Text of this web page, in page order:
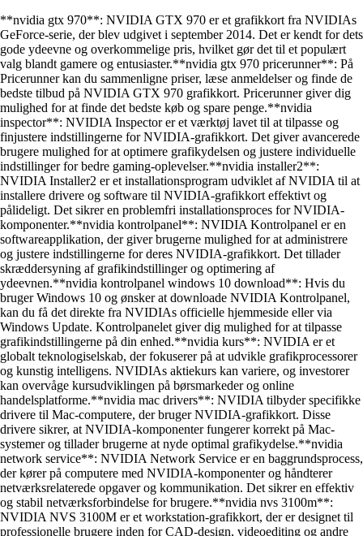
**nvidia gtx 970**: NVIDIA GTX 970 er et grafikkort fra NVIDIAs
GeForce-serie, der blev udgivet i september 2014. Det er kendt for dets
gode ydeevne og overkommelige pris, hvilket gør det til et populært
valg blandt gamere og entusiaster.**nvidia gtx 970 pricerunner**: På
Pricerunner kan du sammenligne priser, læse anmeldelser og finde de
bedste tilbud på NVIDIA GTX 970 grafikkort. Pricerunner giver dig
mulighed for at finde det bedste køb og spare penge.**nvidia
inspector**: NVIDIA Inspector er et værktøj lavet til at tilpasse og
finjustere indstillingerne for NVIDIA-grafikkort. Det giver avancerede
brugere mulighed for at optimere grafikydelsen og justere individuelle
indstillinger for bedre gaming-oplevelser.**nvidia installer2**:
NVIDIA Installer2 er et installationsprogram udviklet af NVIDIA til at
installere drivere og software til NVIDIA-grafikkort effektivt og
pålideligt. Det sikrer en problemfri installationsproces for NVIDIA-
komponenter.**nvidia kontrolpanel**: NVIDIA Kontrolpanel er en
softwareapplikation, der giver brugerne mulighed for at administrere
og justere indstillingerne for deres NVIDIA-grafikkort. Det tillader
skræddersyning af grafikindstillinger og optimering af
ydeevnen.**nvidia kontrolpanel windows 10 download**: Hvis du
bruger Windows 10 og ønsker at downloade NVIDIA Kontrolpanel,
kan du få det direkte fra NVIDIAs officielle hjemmeside eller via
Windows Update. Kontrolpanelet giver dig mulighed for at tilpasse
grafikindstillingerne på din enhed.**nvidia kurs**: NVIDIA er et
globalt teknologiselskab, der fokuserer på at udvikle grafikprocessorer
og kunstig intelligens. NVIDIAs aktiekurs kan variere, og investorer
kan overvåge kursudviklingen på børsmarkeder og online
handelsplatforme.**nvidia mac drivers**: NVIDIA tilbyder specifikke
drivere til Mac-computere, der bruger NVIDIA-grafikkort. Disse
drivere sikrer, at NVIDIA-komponenter fungerer korrekt på Mac-
systemer og tillader brugerne at nyde optimal grafikydelse.**nvidia
network service**: NVIDIA Network Service er en baggrundsprocess,
der kører på computere med NVIDIA-komponenter og håndterer
netværksrelaterede opgaver og kommunikation. Det sikrer en effektiv
og stabil netværksforbindelse for brugere.**nvidia nvs 3100m**:
NVIDIA NVS 3100M er et workstation-grafikkort, der er designet til
professionelle brugere inden for CAD-design, videoediting og andre